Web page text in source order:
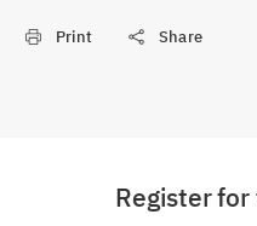
Print Share
Register